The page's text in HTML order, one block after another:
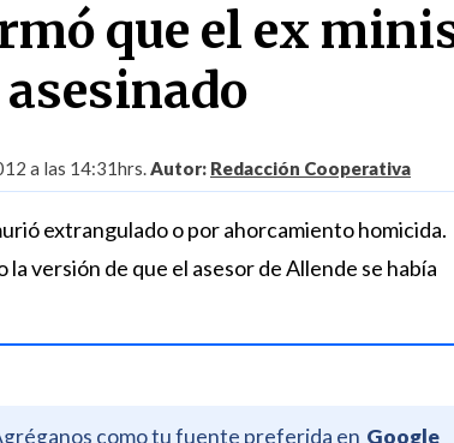
que el ex
asesinado
a las 14:31hrs.Autor: Redacción Cooperativa
extrangulado o por ahorcamiento homicida.
versión de que el asesor de Allende se había
como tu fuente preferida en Google